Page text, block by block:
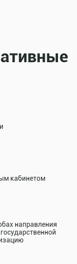
кабинетом
направления